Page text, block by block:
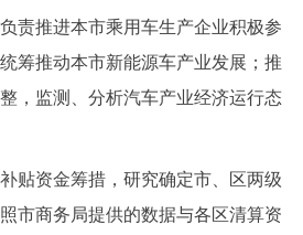
推进本市乘用车生产企业积极参
筹推动本市新能源车产业发展；推
，监测、分析汽车产业经济运行态
资金筹措，研究确定市、区两级
市商务局提供的数据与各区清算资